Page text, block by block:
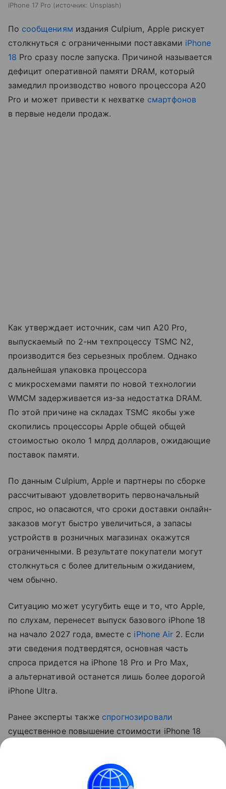
iPhone 17 Pro источник: Unsplash
По сообщениям издания Culpium, Apple рискует
столкнуться с ограниченными поставками iPhone
18 Pro сразу после запуска. Причиной называется
дефицит оперативной памяти DRAM, который
замедлил производство нового процессора A20
Pro и может привести к нехватке смартфонов
в первые недели продаж.
Как утверждает источник, сам чип A20 Pro,
выпускаемый по 2-нм техпроцессу TSMC N2,
производится без серьезных проблем. Однако
дальнейшая упаковка процессора
с микросхемами памяти по новой технологии
WMCM задерживается из-за недостатка DRAM.
По этой причине на складах TSMC якобы уже
скопились процессоры Apple общей общей
стоимостью около 1 млрд долларов, ожидающие
поставок памяти.
По данным Culpium, Apple и партнеры по сборке
рассчитывают удовлетворить первоначальный
спрос, но опасаются, что сроки доставки онлайн-
заказов могут быстро увеличиться, а запасы
устройств в розничных магазинах окажутся
ограниченными. В результате покупатели могут
столкнуться с более длительным ожиданием,
чем обычно.
Ситуацию может усугубить еще и то, что Apple,
по слухам, перенесет выпуск базового iPhone 18
на начало 2027 года, вместе с iPhone Air2. Если
эти сведения подтвердятся, основная часть
спроса придется на iPhone 18 Pro и Pro Max,
а альтернативой останется лишь более дорогой
iPhone Ultra.
Ранее эксперты также спрогнозировали
существенное повышение стоимости iPhone 18